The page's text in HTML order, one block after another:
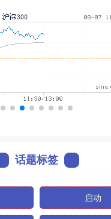
话题标签
启动